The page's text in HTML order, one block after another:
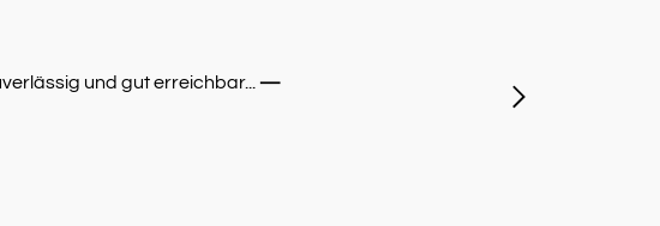
und gut erreichbar... —